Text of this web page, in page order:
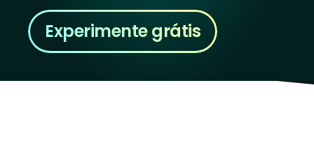
Experimente grátis